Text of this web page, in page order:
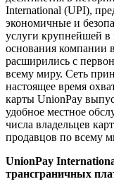
International (UPI),
экономичные и
услуги крупнейшей в
основания компании
расширились с
всему миру. Сеть
настоящее время
карты UnionPay
удобное местное
числа владельцев
продавцов по всему
UnionPay
трансграничных